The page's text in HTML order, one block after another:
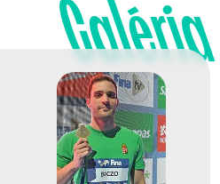
Eindhoven
Úszó
Galéria